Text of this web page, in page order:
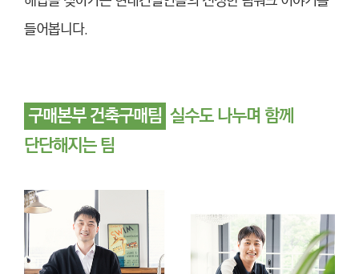
들어봅니다.
구매본부 건축구매팀 실수도 나누며 함께
단단해지는 팀